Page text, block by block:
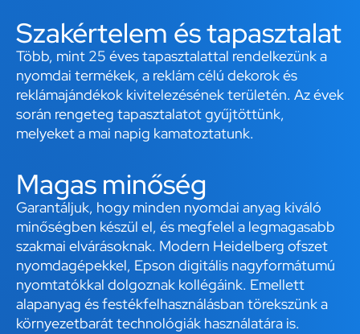
Szakértelem és tapasztalat
Több, mint 25 éves tapasztalattal rendelkezünk a
nyomdai termékek, a reklám célú dekorok és
reklámajándékok kivitelezésének területén. Az évek
során rengeteg tapasztalatot gyűjtöttünk,
melyeket a mai napig kamatoztatunk.
Magas minőség
Garantáljuk, hogy minden nyomdai anyag kiváló
minőségben készül el, és megfelel a legmagasabb
szakmai elvárásoknak. Modern Heidelberg ofszet
nyomdagépekkel, Epson digitális nagyformátumú
nyomtatókkal dolgoznak kollégáink. Emellett
alapanyag és festékfelhasználásban törekszünk a
környezetbarát technológiák használatára is.